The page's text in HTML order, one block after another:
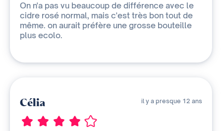
On n'a pas vu beaucoup de différence avec le
cidre rosé normal, mais c'est très bon tout de
même. on aurait préfère une grosse bouteille
plus ecolo.
Célia il y a presque 12 ans